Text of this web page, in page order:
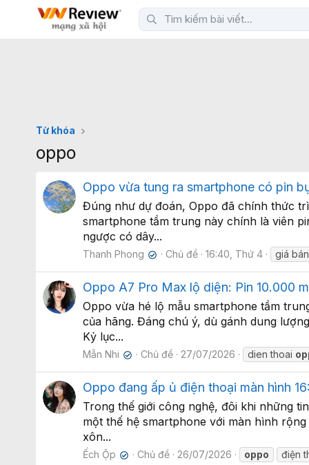
Từ khóa
oppo
Oppo vừa tung ra smartphone có pin
Đúng như dự đoán, Oppo đã chính thức
smartphone tầm trung này chính là viên
ngược có dây...
Thanh Phong ✔ Chủ đề 16:40, Thứ 4 giá bán
Oppo A7 Pro Max lộ diện: Pin 10.000
Oppo vừa hé lộ mẫu smartphone tầm
của hãng. Đáng chú ý, dù gánh dung
Kỷ lục...
Mẫn Nhi ✔ Chủ đề 27/07/2026 dien thoai
Oppo đang ấp ủ điện thoại màn hình
Trong thế giới công nghệ, đôi khi những
một thế hệ smartphone với màn hình
xôn...
Ếch Ộp ✔ Chủ đề 26/07/2026 oppo điện